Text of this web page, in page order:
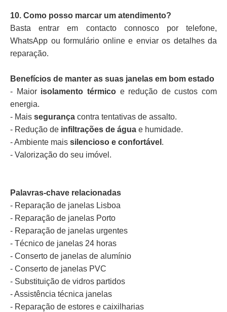
10. Como posso marcar um atendimento?
Basta entrar em contacto connosco por telefone,
WhatsApp ou formulário online e enviar os detalhes da
reparação.
Benefícios de manter as suas janelas em bom estado
- Maior isolamento térmicoe redução de custos com
energia.
- Mais segurança contra tentativas de assalto.
- Redução de infiltrações de água e humidade.
- Ambiente mais silencioso e confortável .
- Valorização do seu imóvel.
Palavras-chave relacionadas
- Reparação de janelas Lisboa
- Reparação de janelas Porto
- Reparação de janelas urgentes
- Técnico de janelas 24 horas
- Conserto de janelas de alumínio
- Conserto de janelas PVC
- Substituição de vidros partidos
- Assistência técnica janelas
- Reparação de estores e caixilharias